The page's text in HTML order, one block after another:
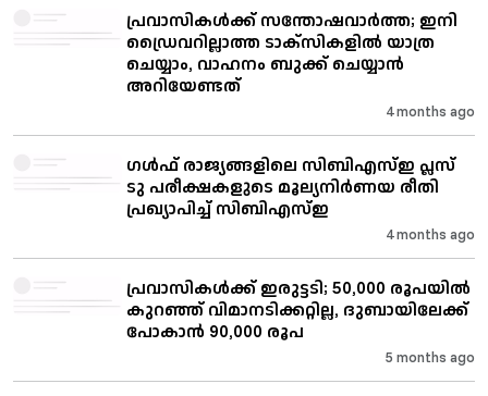
പ്രവാസികൾക്ക് സന്തോഷവാർത്ത; ഇനി
ഡ്രൈവറില്ലാത്ത ടാക്‌സികളിൽ യാത്ര
ചെയ്യാം, വാഹനം ബുക്ക് ചെയ്യാൻ
അറിയേണ്ടത്
4 months ago
ഗള്‍ഫ് രാജ്യങ്ങളിലെ സിബിഎസ്ഇ പ്ലസ്
ടു പരീക്ഷകളുടെ മൂല്യനിര്‍ണയ രീതി
പ്രഖ്യാപിച്ച് സിബിഎസ്ഇ
4 months ago
പ്രവാസികൾക്ക് ഇരുട്ടടി; 50,000 രൂപയിൽ
കുറഞ്ഞ് വിമാനടിക്കറ്റില്ല, ദുബായിലേക്ക്
പോകാൻ 90,000 രൂപ
5 months ago